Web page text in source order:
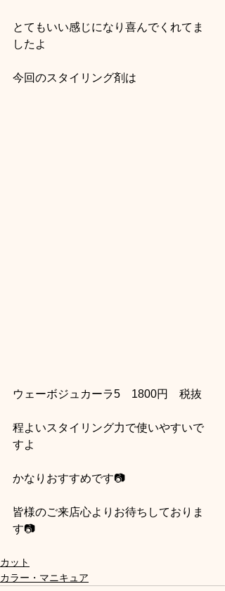
とてもいい感じになり喜んでくれてま
したよ
今回のスタイリング剤は
ウェーボジュカーラ5　1800円　税抜
程よいスタイリング力で使いやすいで
すよ
かなりおすすめです📷
皆様のご来店心よりお待ちしておりま
す📷
カット
カラー・マニキュア